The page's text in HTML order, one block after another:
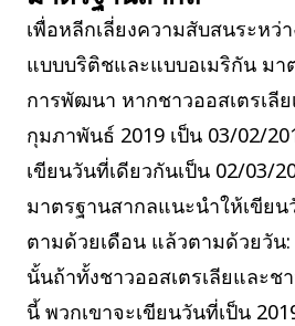
เพื่อหลีกเลี่ยงความสับสนระห
แบบบริติชและแบบอเมริกัน มา
การพัฒนา หากชาวออสเตรเลี
กุมภาพันธ์ 2019 เป็น 03/02/
เขียนวันที่เดียวกันเป็น 02/03/
มาตรฐานสากลแนะนำให้เขีย
ตามด้วยเดือน แล้วตามด้วยวัน:
นั้นถ้าทั้งชาวออสเตรเลียและช
นี้ พวกเขาจะเขียนวันที่เป็น